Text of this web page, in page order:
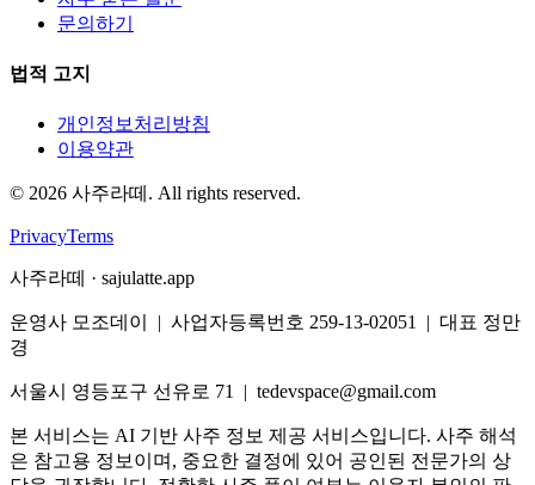
문의하기
법적 고지
개인정보처리방침
이용약관
© 2026 사주라떼. All rights reserved.
PrivacyTerms
사주라떼 · sajulatte.app
운영사 모조데이 | 사업자등록번호 259-13-02051 | 대표 정만
경
서울시 영등포구 선유로 71 | tedevspace@gmail.com
본 서비스는 AI 기반 사주 정보 제공 서비스입니다. 사주 해석
은 참고용 정보이며, 중요한 결정에 있어 공인된 전문가의 상